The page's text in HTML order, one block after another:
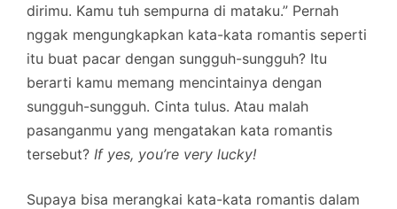
dirimu. Kamu tuh sempurna di mataku.” Pernah
nggak mengungkapkan kata-kata romantis seperti
itu buat pacar dengan sungguh-sungguh? Itu
berarti kamu memang mencintainya dengan
sungguh-sungguh. Cinta tulus. Atau malah
pasanganmu yang mengatakan kata romantis
tersebut? If yes, you’re very lucky!
Supaya bisa merangkai kata-kata romantis dalam